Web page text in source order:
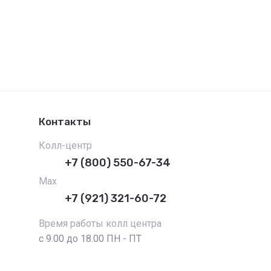
Контакты
Колл-центр
+7 (800) 550-67-34
Max
+7 (921) 321-60-72
Время работы колл центра
с 9.00 до 18.00 ПН - ПТ